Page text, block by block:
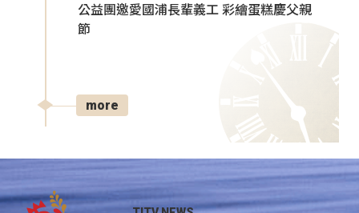
公益團邀愛國浦長輩義工 彩繪蛋糕慶父親
節
more